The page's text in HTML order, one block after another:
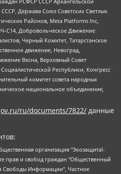
Держава Союз Советских Светлых
Районов, Meta Platforms Inc,
С14, Добровольческое Движение
Черный Комитет, Татарстанское
движение, Невоград,
Весна, Верховный Совет
Республики, Конгресс
комитет совета народных
национальное объединение,
ru/documents/7822/ данные
монолит", Важенков Артем Валерьевич, Ивановская областная общественная организация "Центр гендерных исследований", Гурман Юрий Альбертович, Медиапроект "ОВД-Инфо", Егоров Владимир Владимирович, Жилинский Владимир Александрович, Общество с ограниченной ответственностью "ЗП", Иванова София Юрьевна, Карезина Инна Павловна, Кильтау Екатерина Викторовна, Петров Алексей Викторович, Пискунов Сергей Евгеньевич, Смирнов Сергей Сергеевич, Тихонов Михаил Сергеевич, Общество с ограниченной ответственностью "ЖУРНАЛИСТ-ИНОСТРАННЫЙ АГЕНТ", Арапова Галина Юрьевна, Вольтская Татьяна Анатольевна, Американская компания "Mason G.E.S. Anonymous Foundation" (США), являющаяся владельцем интернет-издания https://mnews.world/, Компания "Stichting Bellingcat", зарегистрированная в Нидерландах (дата регистрации 11.07.2018), Захаров Андрей Вячеславович, Клепиковская Екатерина Дмитриевна, Общество с ограниченной ответственностью "МЕМО", Перл Роман Александрович, Симонов Евгений Алексеевич, Соловьева Елена Анатольевна, Сотников Даниил Владимирович, Сурначева Елизавета Дмитриевна, Автономная некоммерческая организация по защите прав человека и информированию населения "Якутия – Наше Мнение", Общество с ограниченной ответственностью "Москоу диджитал медиа", с 26.01.2023 Общество с ограниченной ответственностью "Чайка Белые сады", Ветошкина Валерия Валерьевна, Заговора Максим Александрович, Межрегиональное общественное движение "Российская ЛГБТ - сеть", Оленичев Максим Владимирович, Павлов Иван Юрьевич, Скворцова Елена Сергеевна, Общество с ограниченной ответственностью "Как бы инагент", Кочетков Игорь Викторович, Общество с ограниченной ответственностью "Честные выборы", Еланчик Олег Александрович, Общество с ограниченной ответственностью "Нобелевский призыв", Гималова Регина Эмилевна, Григорьев Андрей Валерьевич, Григорьева Алина Александровна, Ассоциация по содействию защите прав призывников, альтернативнослужащих и военнослужащих "Правозащитная группа "Гражданин.Армия.Право", Хисамова Регина Фаритовна, Автономная некоммерческая организация по реализации социально-правовых программ "Лилит", Дальневосточное общественное движение "Маяк", Санкт-Петербургская ЛГБТ-инициативная группа "Выход", Инициативная группа ЛГБТ+ "Реверс", Алексеев Андрей Викторович, Бекбулатова Таисия Львовна, Беляев Иван Михайлович, Владыкина Елена Сергеевна, Гельман Марат Александрович, Никульшина Вероника Юрьевна, Толоконникова Надежда Андреевна, Шендерович Виктор Анатольевич, Общество с ограниченной ответственностью "Данное сообщение", Общество с ограниченной ответственностью Издательский дом "Новая глава", Айнбиндер Александра Александровна, Московский комьюнити-центр для ЛГБТ+инициатив, Благотворительный фонд развития филантропии, Deutsche Welle (Германия, Kurt-Schumacher-Strasse 3, 53113 Bonn), Борзунова Мария Михайловна, Воробьев Виктор Викторович, Голубева Анна Львовна, Константинова Алла Михайловна, Малкова Ирина Владимировна, Мурадов Мурад Абдулгалимович, Осетинская Елизавета Николаевна, Понасенков Евгений Николаевич, Ганапольский Матвей Юрьевич, Киселев Евгений Алексеевич, Борухович Ирина Григорьевна, Дремин Иван Тимофеевич, Дубровский Дмитрий Викторович, Красноярская региональная общественная организация поддержки и развития альтернативных образовательных технологий и межкультурных коммуникаций "ИНТЕРРА", Маяковская Екатерина Алексеевна, Фейгин Марк Захарович, Филимонов Андрей Викторович, Дзугкоева Регина Николаевна, Доброхотов Роман Александрович, Дудь Юрий Александрович, Елкин Сергей Владимирович, Кругликов Кирилл Игоревич, Сабунаева Мария Леонидовна, Семенов Алексей Владимирович, Шаинян Карен Багратович, Шульман Екатерина Михайловна, Асафьев Артур Валерьевич, Вахштайн Виктор Семенович, Венедиктов Алексей Алексеевич, Лушникова Екатерина Евгеньевна, Волков Леонид Михайлович, Невзоров Александр Глебович, Пархоменко Сергей Борисович, Сироткин Ярослав Николаевич, Кара-Мурза Владимир Владимирович, Баранова Наталья Владимировна, Гозман Леонид Яковлевич, Кагарлицкий Борис Юльевич, Климарев Михаил Валерьевич, Милов Владимир Станиславович, Автономная некоммерческая организация Краснодарский центр современного искусства "Типография", Моргенштерн Алишер Тагирович, Соболь Любовь Эдуардовна, Общество с ограниченной ответственностью "ЛИЗА НОРМ", Каспаров Гарри Кимович, Ходорковский Михаил Борисович, Общество с ограниченной ответственностью "Апрельские тезисы", Данилович Ирина Брониславовна, Кашин Олег Владимирович, Петров Николай Владимирович, Пивоваров Алексей Владимирович, Соколов Михаил Владимирович, Цветкова Юлия Владимировна, Чичваркин Евгений Александрович, Комитет против пыток/Команда против пыток, Общество с ограниченной ответственностью "Первый научный", Общество с ограниченной ответственностью "Вертолет и ко", Белоцерковская Вероника Борисовна, Кац Максим Евгеньевич, Лазарева Татьяна Юрьевна, Шаведдинов Руслан Табризович, Яшин Илья Валерьевич, Общество с ограниченной ответственностью "Иноагент ААВ", Алешковский Дмитрий Петрович, Альбац Евгения Марковна, Быков Дмитрий Львович, Галямина Юлия Евгеньевна, Лойко Сергей Леонидович, Мартынов Кирилл Константинович, Медведев Сергей Александрович, Крашенинников Федор Геннадиевич, Гордеева Катерина Вл